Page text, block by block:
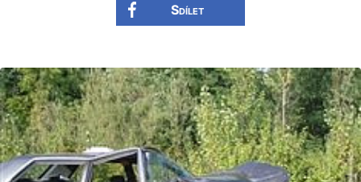
Sdílet